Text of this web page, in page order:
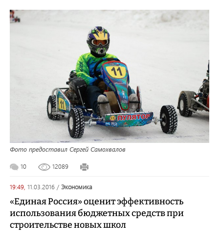
Фото предоставил Сергей Самохвалов
10 12089
19:49, 11.03.2016 / экономика
«Единая Россия» оценит эффективность
использования бюджетных средств при
строительстве новых школ